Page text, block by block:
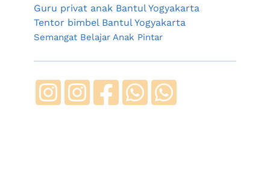
Guru privat anak Bantul Yogyakarta
Tentor bimbel Bantul Yogyakarta
Semangat Belajar Anak Pintar